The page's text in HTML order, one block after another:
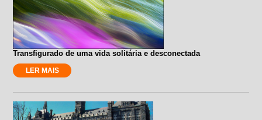
Transfigurado de uma vida solitária e desconectada
LER MAIS